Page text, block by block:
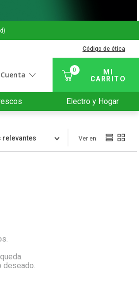
Código de ética
0
Electro y Hogar
deseado.